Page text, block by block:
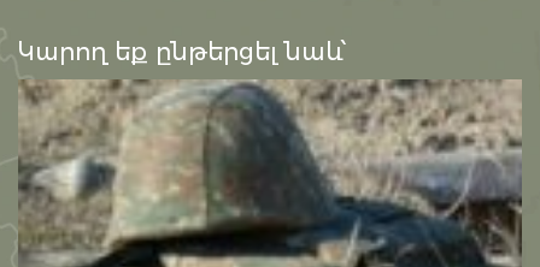
Կարող եք ընթերցել նաև՝